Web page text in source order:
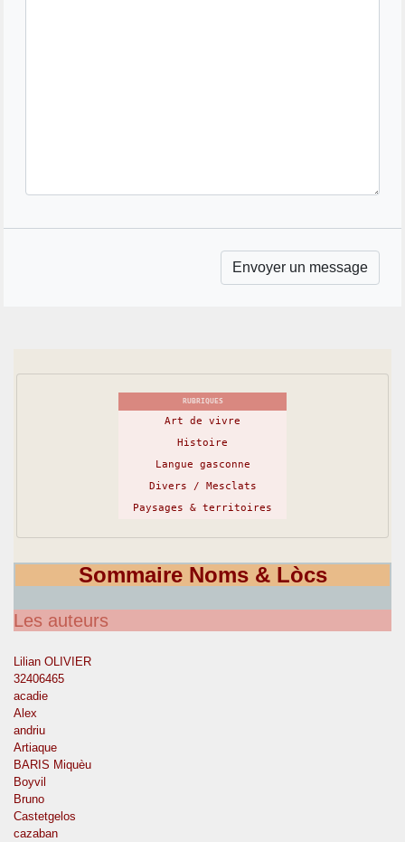
RUBRIQUES
Art de vivre
Histoire
Langue gasconne
Divers / Mesclats
Paysages & territoires
Sommaire Noms & Lòcs
Les auteurs
Lilian OLIVIER
32406465
acadie
Alex
andriu
Artiaque
BARIS Miquèu
Boyvil
Bruno
Castetgelos
cazaban